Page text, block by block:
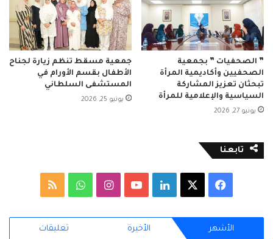
” الصحفيات ” بجمعية
الصحفيين وأكاديمية المرأة
تبحثان تعزيز المشاركة
السياسية والإعلامية للمرأة
يونيو 27, 2026
جمعية مسقط تنظم زيارة لجناح
الأطفال بقسم الأورام في
المستشفى السلطاني
يونيو 25, 2026
تابعنا
فيسبوك لينكدإن‫YouTubeانستقرامواتسابملخص
RSS الأشهر الأخيرة تعليقات